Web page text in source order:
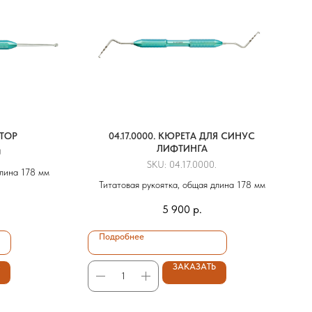
178 мм
04.17.0000. КЮРЕТА ДЛЯ СИНУС
ЛИФТИНГА
SKU: 04.17.0000.
Титатовая рукоятка, общая длина 178 мм
5 900 р.
Подробнее
ЗАКАЗАТЬ